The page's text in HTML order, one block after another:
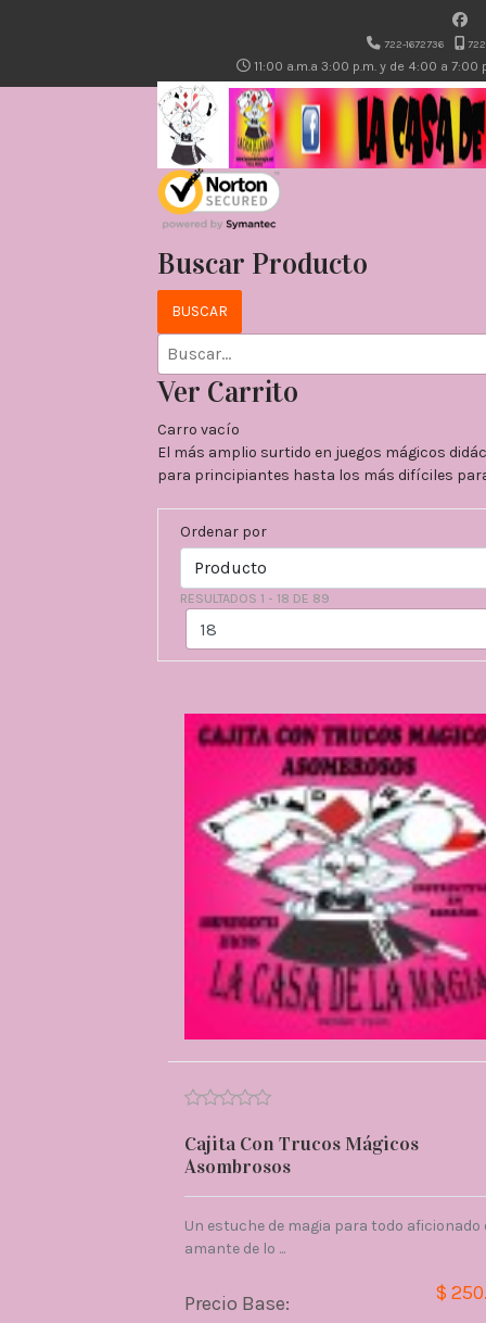
722-1672736
11:00 a.m.a 3:00 p.m. y de 4:00 a 7:00
Buscar Producto
Ver Carrito
Carro vacío
El más amplio surtido en juegos mágicos
para principiantes hasta los más difíciles
Ordenar por
RESULTADOS 1 - 18 DE 89
Cajita Con Trucos Mágicos
Asombrosos
Un estuche de magia para todo aficionado
amante de lo ...
Precio Base: $